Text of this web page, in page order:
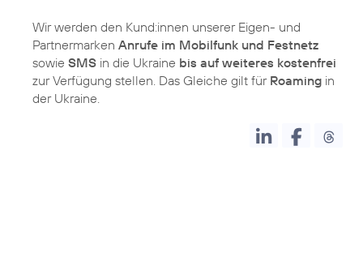
Wir werden den Kund:innen unserer Eigen- und
Partnermarken Anrufe im Mobilfunk und Festnetz
sowie SMS in die Ukraine bis auf weiteres kostenfrei
zur Verfügung stellen. Das Gleiche gilt für Roaming in
der Ukraine.